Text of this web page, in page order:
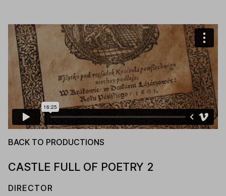
BACK TO PRODUCTIONS
CASTLE FULL OF POETRY 2
DIRECTOR